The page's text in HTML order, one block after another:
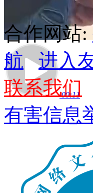
00:11
合作网站:
航
进入
联系我们
有害信息